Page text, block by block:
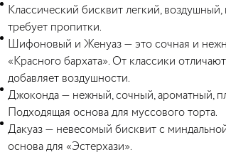
Классический бисквит легкий,
требует пропитки.
Шифоновый и Женуаз — это сочная и
«Красного бархата». От классики
добавляет воздушности.
Джоконда — нежный, сочный, ароматный,
Подходящая основа для муссового торта.
Дакуаз — невесомый бисквит с
основа для «Эстерхази».